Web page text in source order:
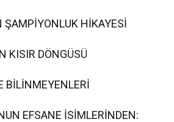
ŞAMPİYONLUK HİKAYESİ
KISIR DÖNGÜSÜ
BİLİNMEYENLERİ
EFSANE İSİMLERİNDEN: